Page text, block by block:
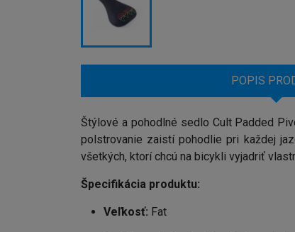
POPIS
Štýlové a pohodlné sedlo Cult Padded
polstrovanie zaistí pohodlie pri každej
všetkých, ktorí chcú na bicykli vyjadriť
Špecifikácia produktu:
Veľkosť: Fat